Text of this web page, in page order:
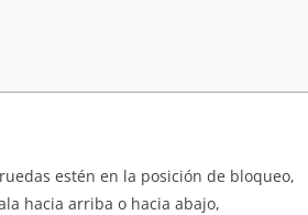
estén en la posición de bloqueo,
hacia arriba o hacia abajo,